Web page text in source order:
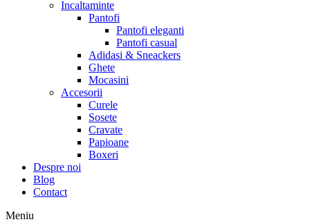
Incaltaminte
Pantofi
Pantofi eleganti
Pantofi casual
Adidasi & Sneackers
Ghete
Mocasini
Accesorii
Curele
Sosete
Cravate
Papioane
Boxeri
Despre noi
Blog
Contact
Meniu